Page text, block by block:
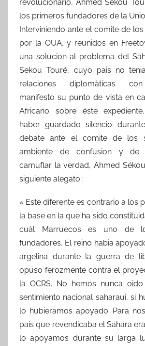
revolucionario, Ahmed Sékou
los primeros fundadores de la
Interviniendo ante el comite de
por la OUA, y reunidos en
una solucion al problema del
Sekou Touré, cuyo pais no
relaciones diplomàticas
manifesto su punto de vista en
Africano sobre éste
haber guardado silencio
debate ante el comite de los
ambiente de confusion y de
camuflar la verdad, Ahmed
siguiente alegato :
« Este diferente es contrario a los
la base en la que ha sido
cuàl Marruecos es uno de
fundadores. El reino habia
argelina durante la guerra de
opuso ferozmente contra el
la OCRS. No hemos nunca
sentimiento nacional saharaui, si
lo hubieramos apoyado. Para
pais que revendicaba el Sahara
lo apoyamos durante su larga